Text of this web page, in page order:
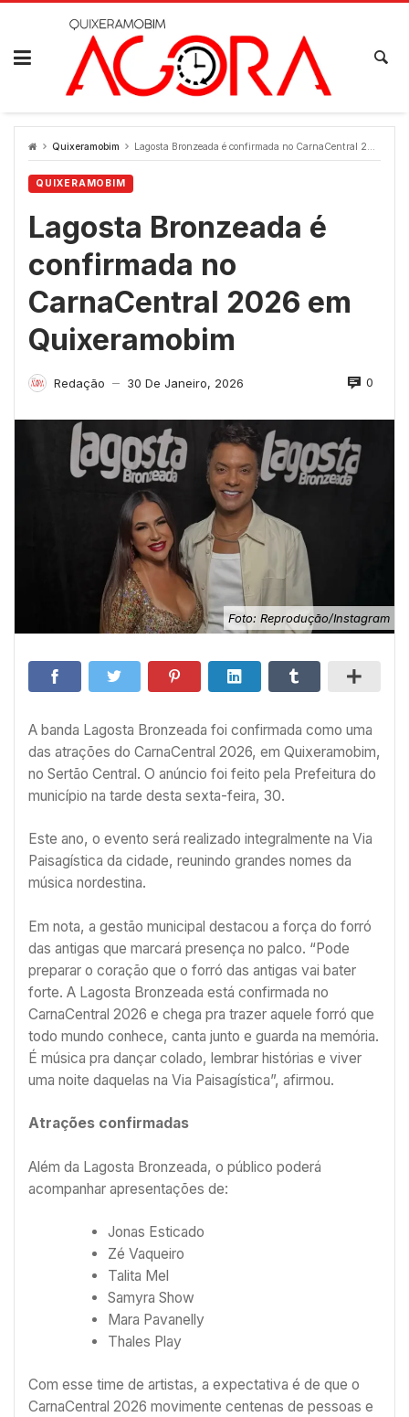
Skip
Quixeramobim Lagosta Bronzeada é confirmada no CarnaCentral 2026 em Quixeramobim
QUIXERAMOBIM
Lagosta Bronzeada é
confirmada no
CarnaCentral 2026 em
Quixeramobim
Redação — 30 De Janeiro, 2026 0
Foto: Reprodução/Instagram
A banda Lagosta Bronzeada foi confirmada como uma
das atrações do CarnaCentral 2026, em Quixeramobim,
no Sertão Central. O anúncio foi feito pela Prefeitura do
município na tarde desta sexta-feira, 30.
Este ano, o evento será realizado integralmente na Via
Paisagística da cidade, reunindo grandes nomes da
música nordestina.
Em nota, a gestão municipal destacou a força do forró
das antigas que marcará presença no palco. “Pode
preparar o coração que o forró das antigas vai bater
forte. A Lagosta Bronzeada está confirmada no
CarnaCentral 2026 e chega pra trazer aquele forró que
todo mundo conhece, canta junto e guarda na memória.
É música pra dançar colado, lembrar histórias e viver
uma noite daquelas na Via Paisagística”, afirmou.
Atrações confirmadas
Além da Lagosta Bronzeada, o público poderá
acompanhar apresentações de:
Jonas Esticado
Zé Vaqueiro
Talita Mel
Samyra Show
Mara Pavanelly
Thales Play
Com esse time de artistas, a expectativa é de que o
CarnaCentral 2026 movimente centenas de pessoas e